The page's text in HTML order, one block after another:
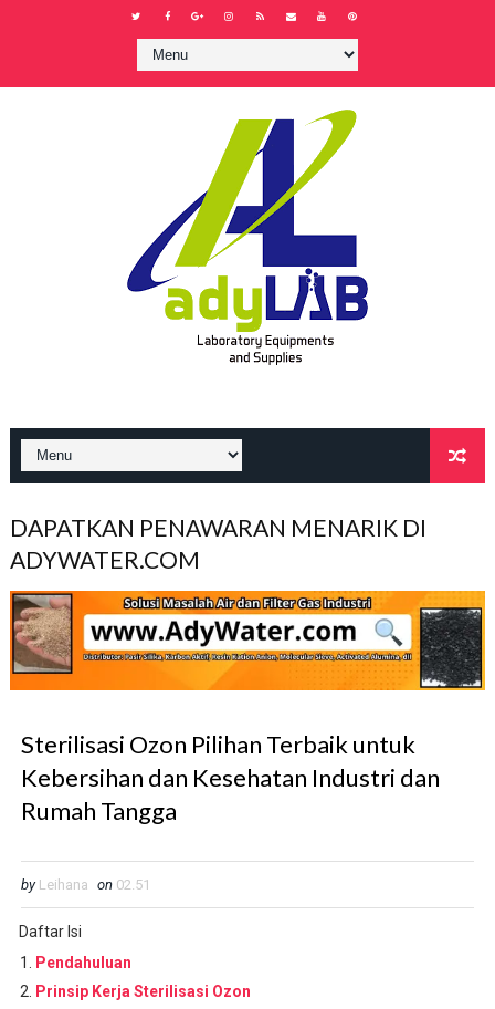
DAPATKAN PENAWARAN MENARIK DI
ADYWATER.COM
Sterilisasi Ozon Pilihan Terbaik untuk
Kebersihan dan Kesehatan Industri dan
Rumah Tangga
by Leihana on 02.51
Daftar Isi
Pendahuluan
Prinsip Kerja Sterilisasi Ozon